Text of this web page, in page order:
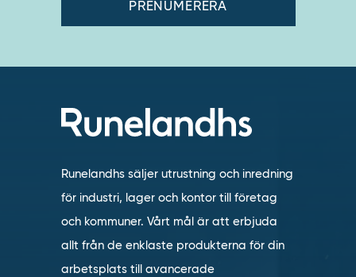
Runelandhs säljer utrustning och inredning
för industri, lager och kontor till företag
och kommuner. Vårt mål är att erbjuda
allt från de enklaste produkterna för din
arbetsplats till avancerade